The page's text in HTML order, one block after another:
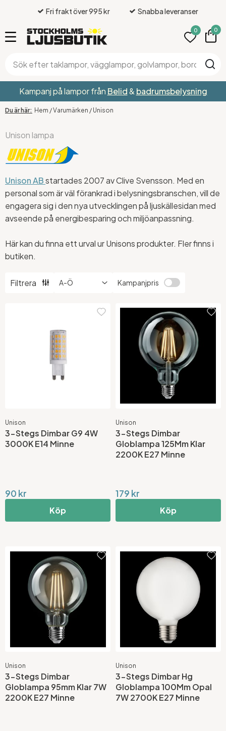
Fri frakt över 995 kr Snabba leveranser
0 0
Kampanj på lampor från Belid& badrumsbelysning
Hem /Varumärken / Unison
Unison lampa
Unison ABstartades 2007 av Clive Svensson. Med en
personal som är väl förankrad i belysningsbranschen, vill de
engagera sig i den nya utvecklingen på ljuskällesidan med
avseende på energibesparing och miljöanpassning.
Här kan du finna ett urval ur Unisons produkter. Fler finns i
butiken.
Filtrera Kampanjpris
Unison
3-Stegs Dimbar G9 4W
3000K E14 Minne
90 kr
Köp
Unison
3-Stegs Dimbar
Globlampa 125Mm Klar
2200K E27 Minne
179 kr
Köp
Unison
3-Stegs Dimbar
Globlampa 95mm Klar 7W
2200K E27 Minne
Unison
3-Stegs Dimbar Hg
Globlampa 100Mm Opal
7W 2700K E27 Minne